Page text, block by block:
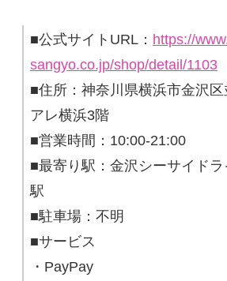
■公式サイトURL： https://
sangyo.co.jp/shop/detail/1103
■住所：神奈川県横浜市金沢
アレ横浜3階
■営業時間：10:00-21:00
■最寄り駅：金沢シーサイド
駅
■駐車場：不明
■サービス
・PayPay